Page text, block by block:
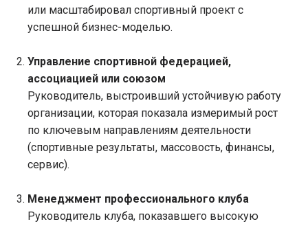
или масштабировал спортивный проект с
успешной бизнес-моделью.
Управление спортивной федерацией,
ассоциацией или союзом
Руководитель, выстроивший устойчивую работу
организации, которая показала измеримый рост
по ключевым направлениям деятельности
(спортивные результаты, массовость, финансы,
сервис).
Менеджмент профессионального клуба
Руководитель клуба, показавшего высокую